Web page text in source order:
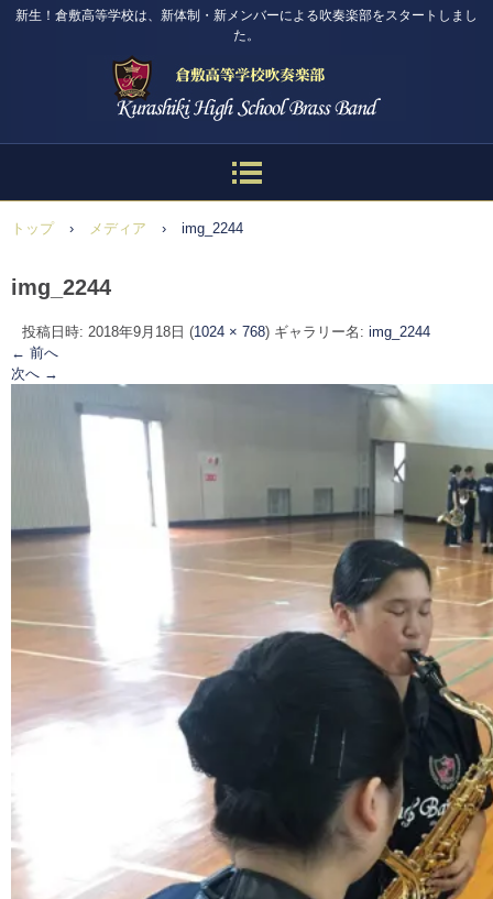
新生！倉敷高等学校は、新体制・新メンバーによる吹奏楽部をスタートしまし
た。
トップ › メディア › img_2244
img_2244
投稿日時: 2018年9月18日 (1024 × 768) ギャラリー名: img_2244
← 前へ
次へ →